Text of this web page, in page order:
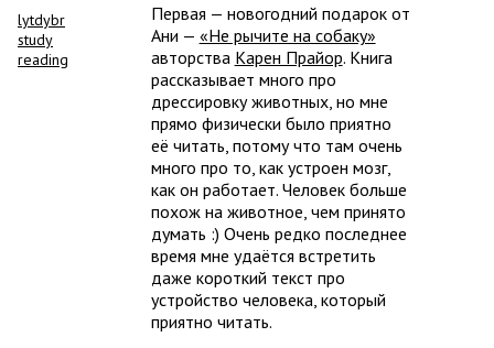
lytdybr
study
reading
Первая — новогодний подарок от
Ани — «Не рычите на собаку»
авторства Карен Прайор. Книга
рассказывает много про
дрессировку животных, но мне
прямо физически было приятно
её читать, потому что там очень
много про то, как устроен мозг,
как он работает. Человек больше
похож на животное, чем принято
думать :) Очень редко последнее
время мне удаётся встретить
даже короткий текст про
устройство человека, который
приятно читать.